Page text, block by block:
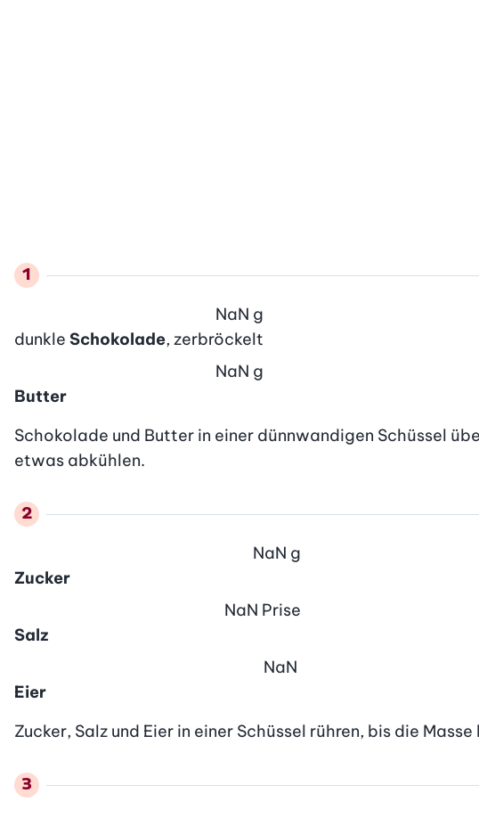
dunkle Schokolade, zerbröckelt
NaN g
Butter
NaN g
Schokolade und Butter in einer dünnwandigen Schüssel
etwas abkühlen.
Zucker
NaN g
Salz
NaN Prise
Eier
NaN
Zucker, Salz und Eier in einer Schüssel rühren, bis die